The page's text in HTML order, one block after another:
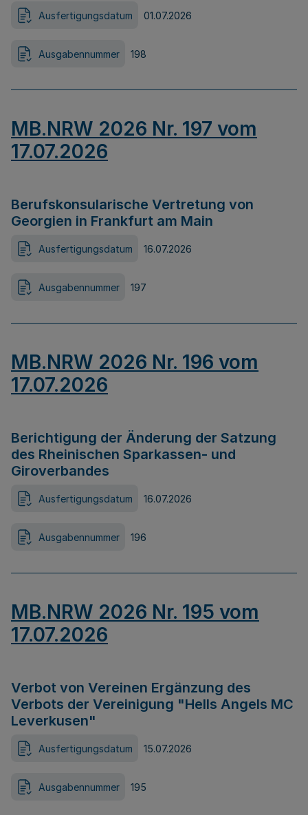
Ausfertigungsdatum 01.07.2026
Ausgabennummer 198
MB.NRW 2026 Nr. 197 vom
17.07.2026
Berufskonsularische Vertretung von
Georgien in Frankfurt am Main
Ausfertigungsdatum 16.07.2026
Ausgabennummer 197
MB.NRW 2026 Nr. 196 vom
17.07.2026
Berichtigung der Änderung der Satzung
des Rheinischen Sparkassen- und
Giroverbandes
Ausfertigungsdatum 16.07.2026
Ausgabennummer 196
MB.NRW 2026 Nr. 195 vom
17.07.2026
Verbot von Vereinen Ergänzung des
Verbots der Vereinigung "Hells Angels MC
Leverkusen"
Ausfertigungsdatum 15.07.2026
Ausgabennummer 195